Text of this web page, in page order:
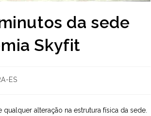
da sede
Skyfit
ES
alteração na estrutura física da sede.